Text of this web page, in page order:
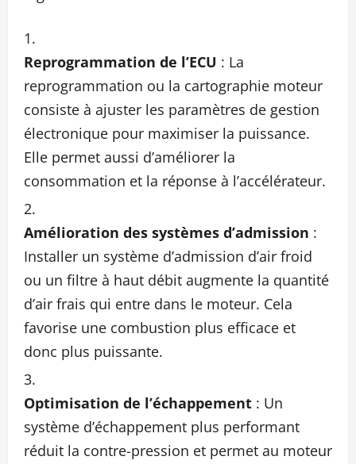
Reprogrammation de l’ECU : La
reprogrammation ou la cartographie moteur
consiste à ajuster les paramètres de gestion
électronique pour maximiser la puissance.
Elle permet aussi d’améliorer la
consommation et la réponse à l’accélérateur.
Amélioration des systèmes d’admission :
Installer un système d’admission d’air froid
ou un filtre à haut débit augmente la quantité
d’air frais qui entre dans le moteur. Cela
favorise une combustion plus efficace et
donc plus puissante.
Optimisation de l’échappement : Un
système d’échappement plus performant
réduit la contre-pression et permet au moteur